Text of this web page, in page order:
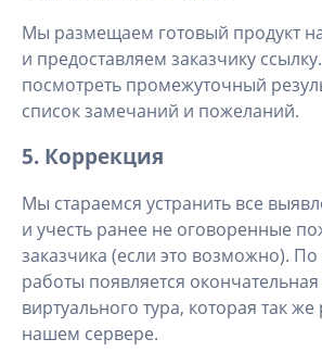
Мы размещаем готовый продукт
и предоставляем заказчику
посмотреть промежуточный
список замечаний и пожеланий.
5. Коррекция
Мы стараемся устранить все
и учесть ранее не оговоренные
заказчика (если это возможно). По
работы появляется
виртуального тура, которая так
нашем сервере.